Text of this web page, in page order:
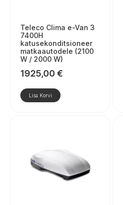
Teleco Clima e-Van 3
7400H
katusekonditsioneer
matkaautodele (2100
W / 2000 W)
1925,00 €
Lisa Korvi